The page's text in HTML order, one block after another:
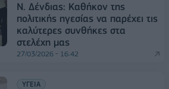
Ν. Δένδιας: Καθήκον της
πολιτικής ηγεσίας να παρέχει τις
καλύτερες συνθήκες στα
στελέχη μας
27/03/2026 - 16:42
ΥΓΕΙΑ